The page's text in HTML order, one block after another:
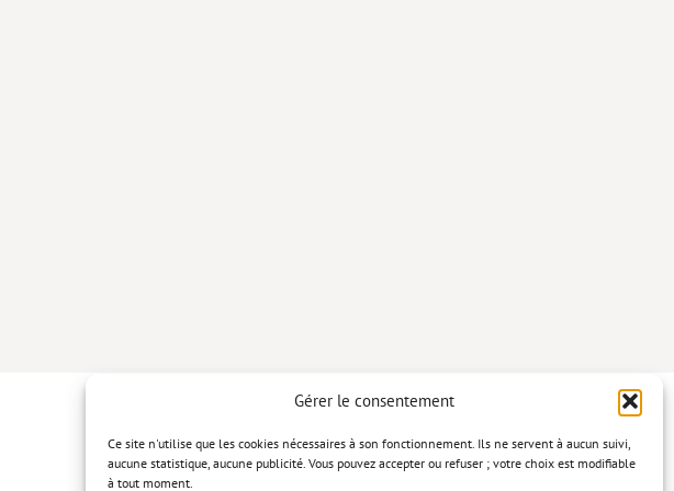
Gérer le consentement
Ce site n'utilise que les cookies nécessaires à son fonctionnement. Ils ne servent à aucun suivi,
aucune statistique, aucune publicité. Vous pouvez accepter ou refuser ; votre choix est modifiable
à tout moment.
Politique de confidentialité